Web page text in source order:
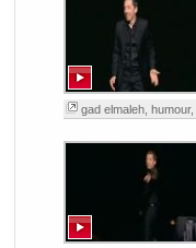
gad elmaleh, humour,